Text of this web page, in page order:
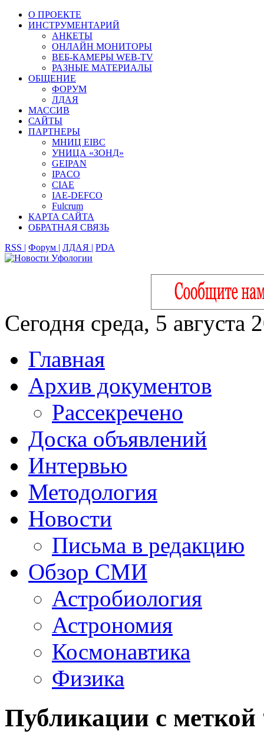
О ПРОЕКТЕ
ИНСТРУМЕНТАРИЙ
АНКЕТЫ
ОНЛАЙН МОНИТОРЫ
ВЕБ-КАМЕРЫ WEB-TV
РАЗНЫЕ МАТЕРИАЛЫ
ОБЩЕНИЕ
ФОРУМ
ЛДАЯ
МАССИВ
САЙТЫ
ПАРТНЕРЫ
МНИЦ EIBC
УНИЦА «ЗОНД»
GEIPAN
IPACO
CIAE
IAE-DEFCO
Fulcrum
КАРТА САЙТА
ОБРАТНАЯ СВЯЗЬ
RSS | Форум | ЛДАЯ | PDA
Сегодня среда, 5
Главная
Архив документов
Рассекречено
Доска объявлений
Интервью
Методология
Новости
Письма в редакцию
Обзор СМИ
Астробиология
Астрономия
Космонавтика
Физика
Публикации с меткой